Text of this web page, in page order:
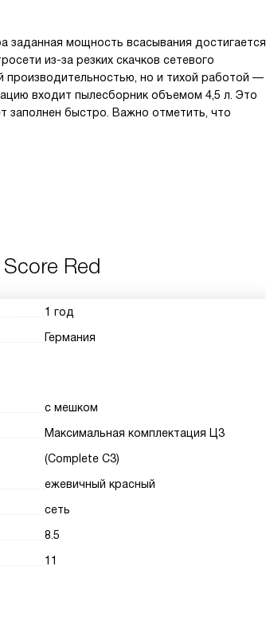
мощность всасывания достигается
из-за резких скачков сетевого
производительностью, но и тихой работой —
входит пылесборник объемом 4,5 л. Это
заполнен быстро. Важно отметить, что
Red
1 год
Германия
с мешком
Максимальная комплектация Ц3
(Complete C3)
ежевичный красный
сеть
8.5
11